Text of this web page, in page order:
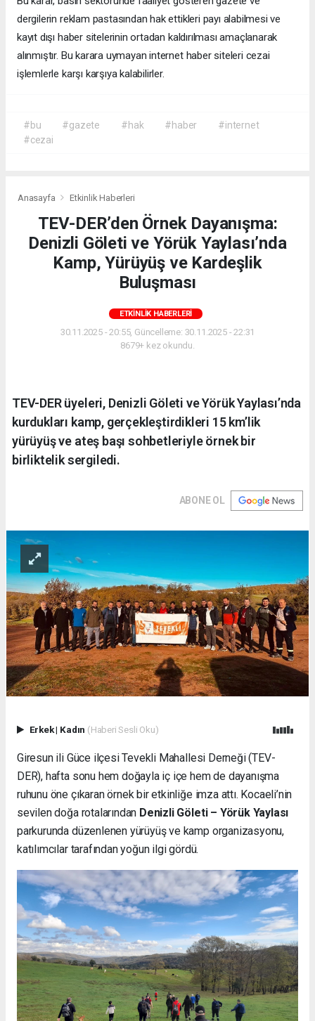
dergilerin reklam pastasından hak ettikleri payı alabilmesi ve
kayıt dışı haber sitelerinin ortadan kaldırılması amaçlanarak
alınmıştır. Bu karara uymayan internet haber siteleri cezai
işlemlerle karşı karşıya kalabilirler.
#bu #gazete #hak #haber
#internet
#cezai
Anasayfa Etkinlik Haberleri
TEV-DER’den Örnek Dayanışma:
Denizli Göleti ve Yörük Yaylası’nda
Kamp, Yürüyüş ve Kardeşlik
Buluşması
ETKINLIK HABERLERI
30.11.2025 - 20:55, Güncelleme: 30.11.2025 - 22:31
8679+ kez okundu.
TEV-DER üyeleri, Denizli Göleti ve Yörük Yaylası’nda
kurdukları kamp, gerçekleştirdikleri 15 km’lik
yürüyüş ve ateş başı sohbetleriyle örnek bir
birliktelik sergiledi.
ABONE OL
Erkek| Kadın (Haberi Sesli Oku)
Giresun ili Güce ilçesi Tevekli Mahallesi Derneği (TEV-
DER), hafta sonu hem doğayla iç içe hem de dayanışma
ruhunu öne çıkaran örnek bir etkinliğe imza attı. Kocaeli’nin
sevilen doğa rotalarından Denizli Göleti – Yörük Yaylası
parkurunda düzenlenen yürüyüş ve kamp organizasyonu,
katılımcılar tarafından yoğun ilgi gördü.